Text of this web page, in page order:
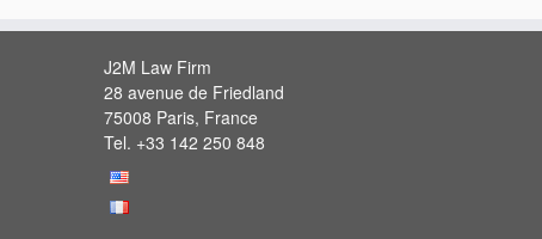
J2M Law Firm
28 avenue de Friedland
75008 Paris, France
Tel. +33 142 250 848